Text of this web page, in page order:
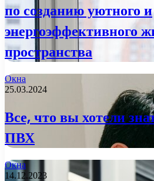
по созданию уютного и
энергоэффективного
пространства
Окна
25.03.2024
Все, что вы хотели
ПВХ
Окна
14.12.2023